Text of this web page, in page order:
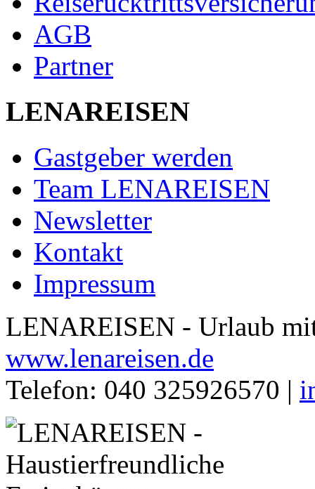
AGB
Partner
LENAREISEN
Gastgeber werden
Team LENAREISEN
Newsletter
Kontakt
Impressum
LENAREISEN - Urlaub
www.lenareisen.de
Telefon: 040 325926570 |